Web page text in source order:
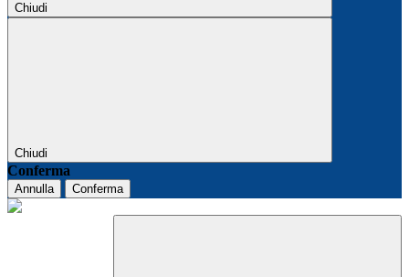
Chiudi
Chiudi
Conferma
Annulla Conferma